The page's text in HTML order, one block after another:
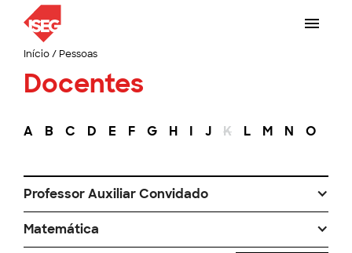
Início/ Pessoas
Docentes
A B C D E F G H I J K L M N O
Professor Auxiliar Convidado
Matemática